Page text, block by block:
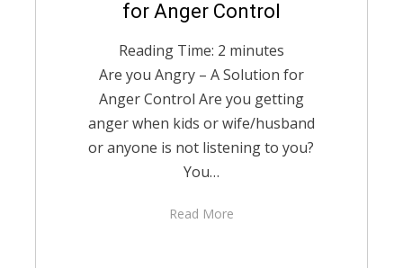
for Anger Control
Reading Time: 2 minutes
Are you Angry – A Solution for
Anger Control Are you getting
anger when kids or wife/husband
or anyone is not listening to you?
You…
Read More